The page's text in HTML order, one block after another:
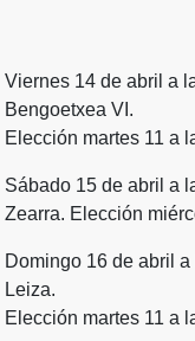
Viernes 14 de abril a
Bengoetxea VI.
Elección martes 11 a
Sábado 15 de abril a
Zearra. Elección
Domingo 16 de abril
Leiza.
Elección martes 11 a